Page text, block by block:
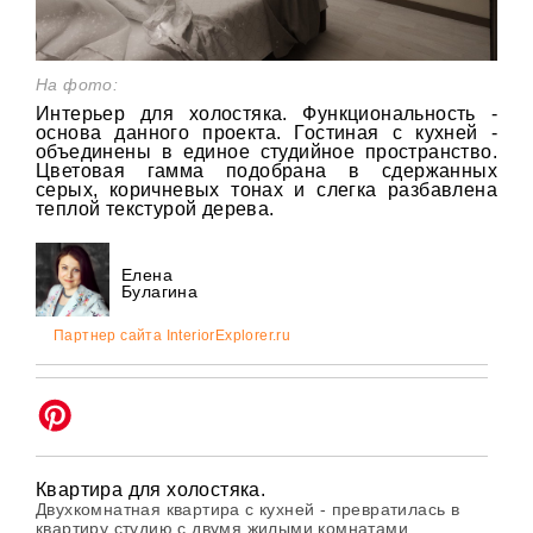
На фото:
Интерьер для холостяка. Функциональность -
основа данного проекта. Гостиная с кухней -
объединены в единое студийное пространство.
Цветовая гамма подобрана в сдержанных
серых, коричневых тонах и слегка разбавлена
теплой текстурой дерева.
Елена
Булагина
Партнер сайта InteriorExplorer.ru
Квартира для холостяка.
Двухкомнатная квартира с кухней - превратилась в
квартиру студию с двумя жилыми комнатами